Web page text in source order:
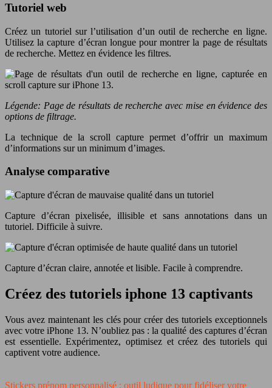
Tutoriel web
Créez un tutoriel sur l’utilisation d’un outil de recherche en ligne.
Utilisez la capture d’écran longue pour montrer la page de résultats
de recherche. Mettez en évidence les filtres.
Légende: Page de résultats de recherche avec mise en évidence des
options de filtrage.
La technique de la scroll capture permet d’offrir un maximum
d’informations sur un minimum d’images.
Analyse comparative
Capture d’écran pixelisée, illisible et sans annotations dans un
tutoriel. Difficile à suivre.
Capture d’écran claire, annotée et lisible. Facile à comprendre.
Créez des tutoriels iphone 13 captivants
Vous avez maintenant les clés pour créer des tutoriels exceptionnels
avec votre iPhone 13. N’oubliez pas : la qualité des captures d’écran
est essentielle. Expérimentez, optimisez et créez des tutoriels qui
captivent votre audience.
Stickers prénom personnalisé : outil ludique pour fidéliser votre